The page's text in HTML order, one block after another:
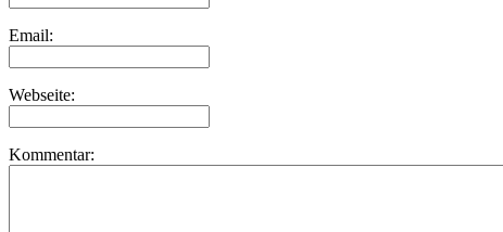
Email:
Webseite:
Kommentar: